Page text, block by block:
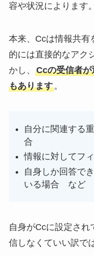
容や状況によります。
本来、Ccは情報共有
的には直接的なアク
かし、 Ccの受信者
もあります。
自分に関連する
合
情報に対してフ
自身しか回答で
いる場合 など
自身がCcに設定され
信しなくていい訳で